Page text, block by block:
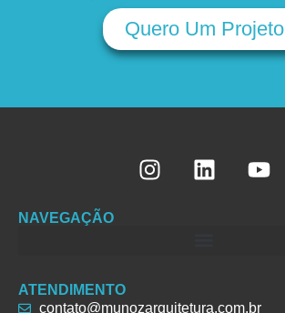
Quero Um Projeto
NAVEGAÇÃO
ATENDIMENTO
contato@munozarquitetura.com.br